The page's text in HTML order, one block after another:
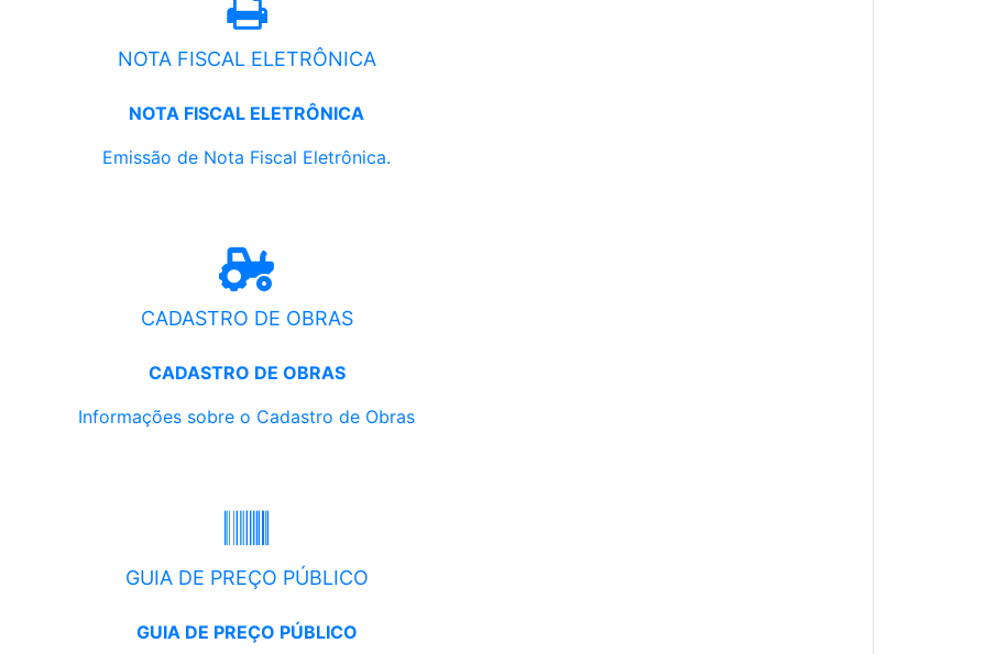
NOTA FISCAL ELETRÔNICA
NOTA FISCAL ELETRÔNICA
Emissão de Nota Fiscal Eletrônica.
CADASTRO DE OBRAS
CADASTRO DE OBRAS
Informações sobre o Cadastro de Obras
GUIA DE PREÇO PÚBLICO
GUIA DE PREÇO PÚBLICO